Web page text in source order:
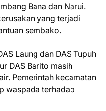
Bana dan Narui.
yang terjadi
sembako.
Laung dan DAS Tupuh
DAS Barito masih
Pemerintah kecamatan
waspada terhadap